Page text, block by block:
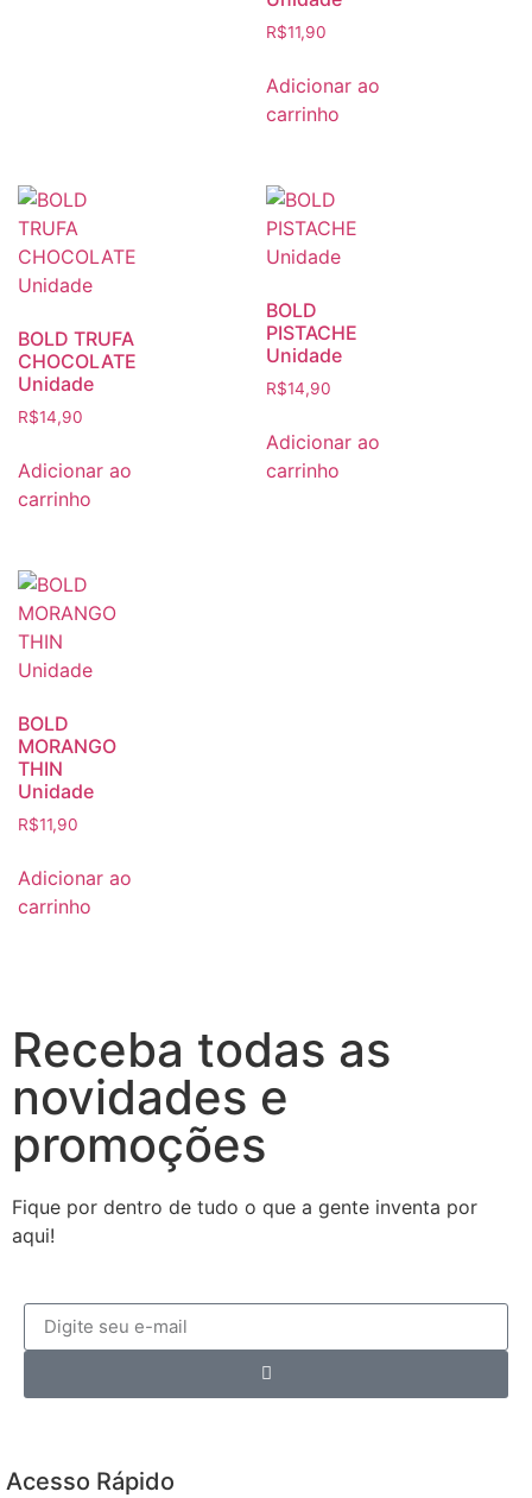
R$11,90
Adicionar ao
carrinho
BOLD TRUFA
CHOCOLATE
Unidade
R$14,90
Adicionar ao
carrinho
BOLD
PISTACHE
Unidade
R$14,90
Adicionar ao
carrinho
BOLD
MORANGO
THIN
Unidade
R$11,90
Adicionar ao
carrinho
Receba todas as
novidades e
promoções
Fique por dentro de tudo o que a gente inventa por
aqui!
Acesso Rápido​